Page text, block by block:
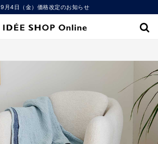
9月4日（金）価格改定のお知らせ